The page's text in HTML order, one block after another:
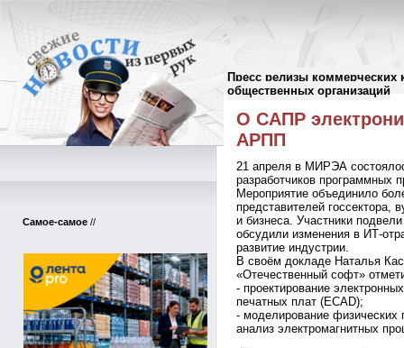
Пресс релизы коммерческих
общественных организаций
Самое-самое //
Пресс-релизы//
О САПР
АРПП
21 апреля в МИРЭА
разработчиков программных
Мероприятие объединило
представителей госсектора,
и бизнеса. Участники
обсудили изменения в ИТ-
развитие индустрии.
В своём докладе Наталья
«Отечественный софт»
- проектирование
печатных плат (ECAD);
- моделирование физических
анализ электромагнитных